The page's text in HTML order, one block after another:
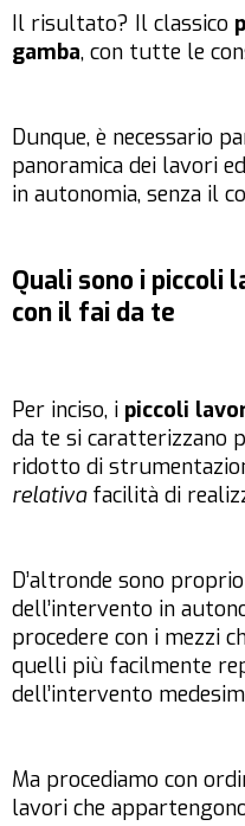
Il risultato? Il classico
gamba, con tutte le
Dunque, è necessario
panoramica dei lavori
in autonomia, senza il
Quali sono i piccoli
con il fai da te
Per inciso, i piccoli
da te si caratterizzano
ridotto di
relativafacilità di
D’altronde sono
dell’intervento in
procedere con i mezzi
quelli più facilmente
dell’intervento
Ma procediamo con
lavori che